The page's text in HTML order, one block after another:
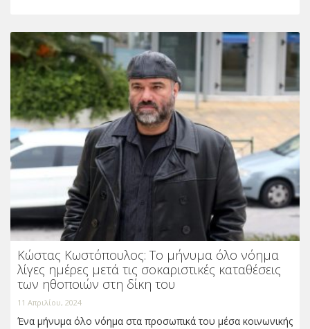
Κώστας Κωστόπουλος: Το μήνυμα όλο νόημα
λίγες ημέρες μετά τις σοκαριστικές καταθέσεις
των ηθοποιών στη δίκη του
11 Απριλίου, 2024
Ένα μήνυμα όλο νόημα στα προσωπικά του μέσα κοινωνικής